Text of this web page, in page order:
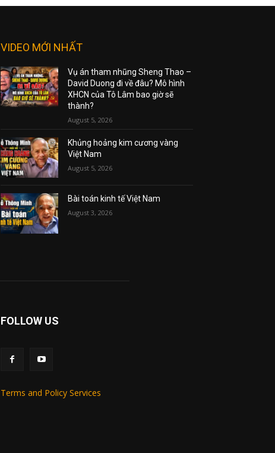
VIDEO MỚI NHẤT
Vụ án tham nhũng Sheng Thao –
David Duong đi về đâu? Mô hình
XHCN của Tô Lâm bao giờ sẽ
thành?
August 5, 2026
Khủng hoảng kim cương vàng
Việt Nam
August 5, 2026
Bài toán kinh tế Việt Nam
August 3, 2026
FOLLOW US
Terms and Policy Services